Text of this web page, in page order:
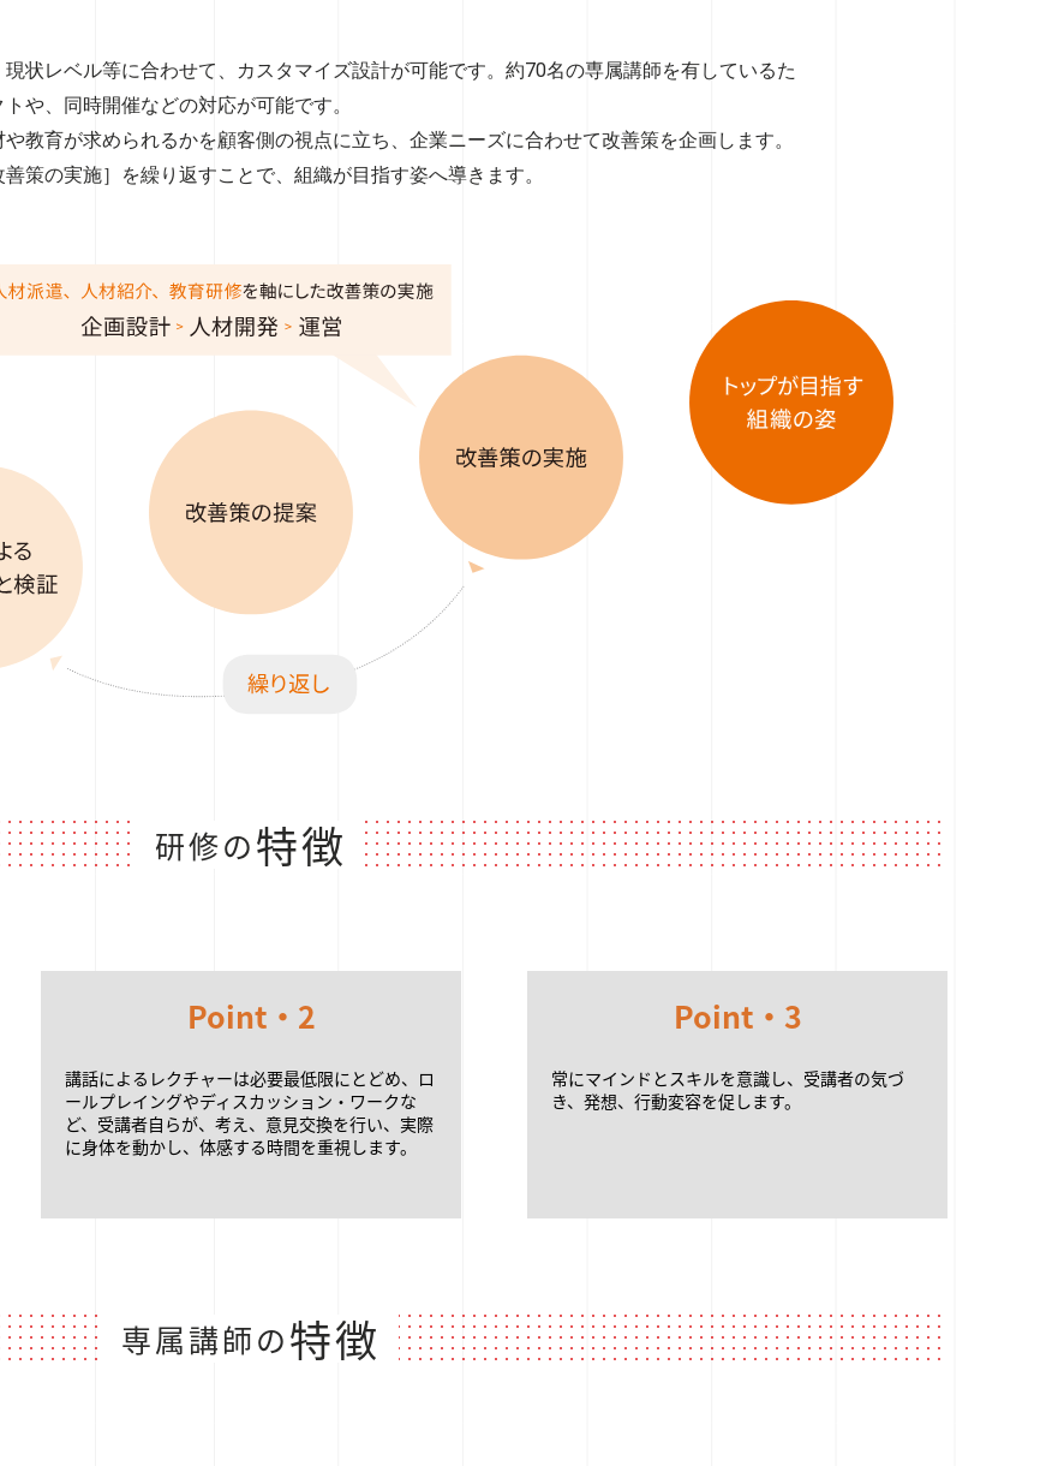
状レベル等に合わせて、カスタマイズ設計が可能です。約70名の専属講師を有しているた
や、同時開催などの対応が可能です。
教育が求められるかを顧客側の視点に立ち、企業ニーズに合わせて改善策を企画します。
策の実施］を繰り返すことで、組織が目指す姿へ導きます。
研修の特徴
Point・2
講話によるレクチャーは必要最低限にとどめ、ロ
ールプレイングやディスカッション・ワークな
ど、受講者自らが、考え、意見交換を行い、実際
に身体を動かし、体感する時間を重視します。
Point・3
常にマインドとスキルを意識し、受講者の気づ
き、発想、行動変容を促します。
専属講師の特徴